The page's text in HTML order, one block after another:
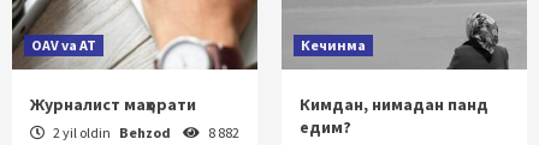
OAV va AT
Журналист маҳорати
2 yil oldin Behzod 8 882
Кечинма
Кимдан, нимадан панд
едим?